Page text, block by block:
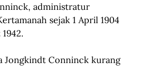
administratur
sejak 1 April 1904
Jongkindt Conninck kurang